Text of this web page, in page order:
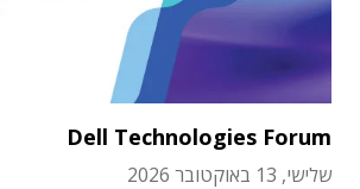
Dell Technologies Forum
שלישי, 13 באוקטובר 2026